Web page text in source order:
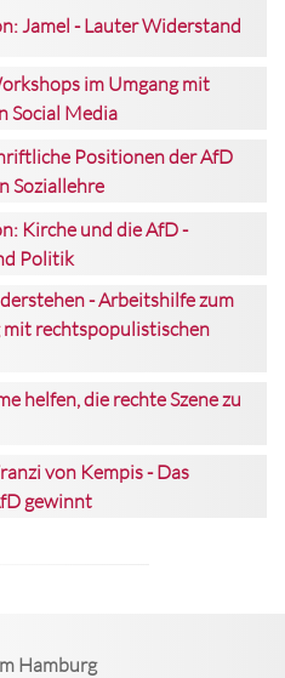
Jamel - Lauter Widerstand
im Umgang mit
Social Media
Positionen der AfD
Soziallehre
Kirche und die AfD -
Politik
- Arbeitshilfe zum
rechtspopulistischen
helfen, die rechte Szene zu
von Kempis - Das
gewinnt
Hamburg